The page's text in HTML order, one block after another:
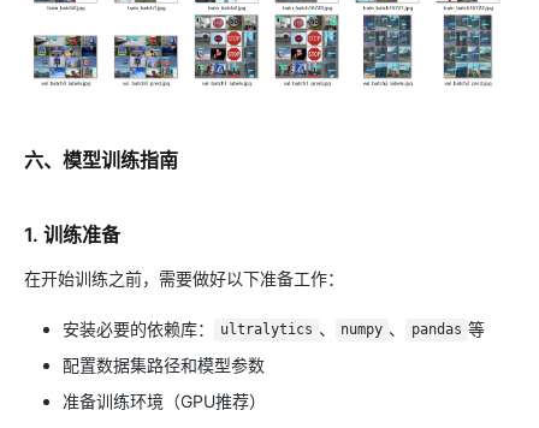
六、模型训练指南
1. 训练准备
在开始训练之前，需要做好以下准备工作：
安装必要的依赖库： ultralytics 、 numpy 、 pandas 等
配置数据集路径和模型参数
准备训练环境（GPU推荐）